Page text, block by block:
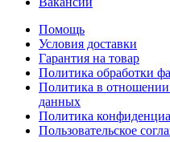
Помощь
Условия доставки
Гарантия на товар
Политика обработки
Политика в
данных
Политика
Пользовательское